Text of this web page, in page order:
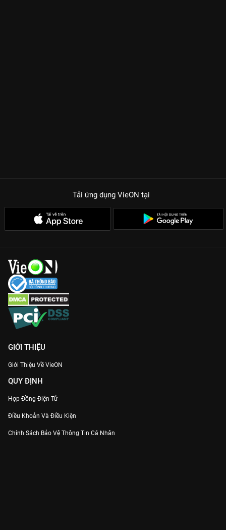
Tải ứng dụng VieON tại
GIỚI THIỆU
Giới Thiệu Về VieON
QUY ĐỊNH
Hợp Đồng Điện Tử
Điều Khoản Và Điều Kiện
Chính Sách Bảo Vệ Thông Tin Cá Nhân